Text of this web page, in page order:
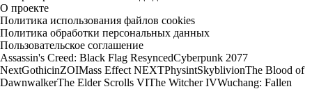
О проекте
Политика использования файлов cookies
Политика обработки персональных данных
Пользовательское соглашение
Assassin's Creed: Black Flag ResyncedCyberpunk 2077
NextGothicinZOIMass Effect NEXTPhysintSkyblivionThe Blood of
DawnwalkerThe Elder Scrolls VIThe Witcher IVWuchang: Fallen